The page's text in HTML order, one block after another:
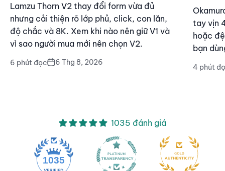
Lamzu Thorn V2 thay đổi form vừa đủ
nhưng cải thiện rõ lớp phủ, click, con lăn,
độ chắc và 8K. Xem khi nào nên giữ V1 và
vì sao người mua mới nên chọn V2.
6 phút đọc 6 Thg 8, 2026
tay vịn
hoặc
bạn
4 phút
1035 đánh giá
1035